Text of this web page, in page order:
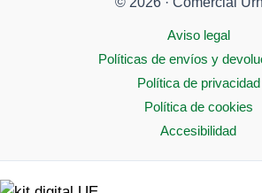
Aviso legal
Políticas de envíos y
Política de privacidad
Política de cookies
Accesibilidad